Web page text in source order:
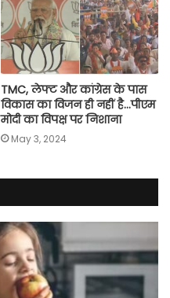
TMC, लेफ्ट और कांग्रेस के पास
विकास का विजन ही नहीं है…पीएम
मोदी का विपक्ष पर निशाना
May 3, 2024